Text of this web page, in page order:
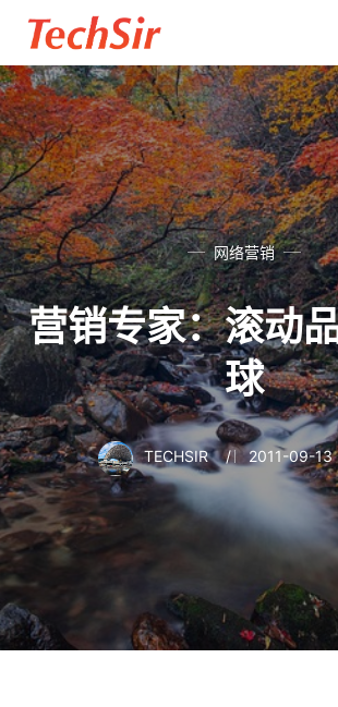
网络营销
营销专家：滚动
球
TECHSIR / 2011-09-13